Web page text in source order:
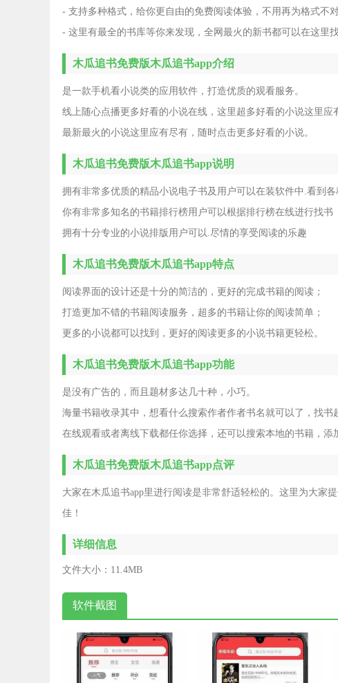
- 支持多种格式，给你更自由的免费阅读体验，不用再为格式不
- 这里有最全的书库等你来发现，全网最火的新书都可以在这里找
木瓜追书免费版木瓜追书app介绍
是一款手机看小说类的应用软件，打造优质的观看服务。
线上随心点播更多好看的小说在线，这里超多好看的小说这里应
最新最火的小说这里应有尽有，随时点击更多好看的小说。
木瓜追书免费版木瓜追书app说明
拥有非常多优质的精品小说电子书及用户可以在装软件中.看到
你有非常多知名的书籍排行榜用户可以根据排行榜在线进行找书
拥有十分专业的小说排版用户可以.尽情的享受阅读的乐趣
木瓜追书免费版木瓜追书app特点
阅读界面的设计还是十分的简洁的，更好的完成书籍的阅读；
打造更加不错的书籍阅读服务，超多的书籍让你的阅读简单；
更多的小说都可以找到，更好的阅读更多的小说书籍更轻松。
木瓜追书免费版木瓜追书app功能
是没有广告的，而且题材多达几十种，小巧。
海量书籍收录其中，想看什么搜索作者作者书名就可以了，找书
在线观看或者离线下载都任你选择，还可以搜索本地的书籍，添
木瓜追书免费版木瓜追书app点评
大家在木瓜追书app里进行阅读是非常舒适轻松的。这里为大家
佳！
详细信息
文件大小： 11.4MB
软件截图